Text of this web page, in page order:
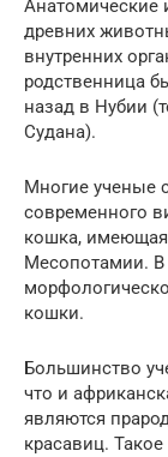
Анатомические
древних
внутренних
родственница
назад в Нубии
Судана).
Многие ученые
современного
кошка, имеющая
Месопотамии. В
кошки.
Большинство
что и
являются
красавиц.